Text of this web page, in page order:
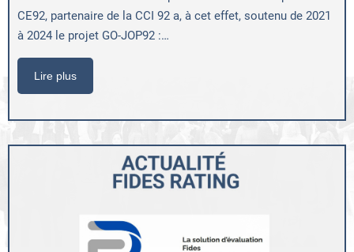
CE92, partenaire de la CCI 92 a, à cet effet, soutenu de 2021
à 2024 le projet GO-JOP92 :…
Lire plus